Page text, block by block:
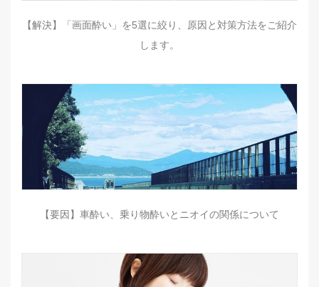
【解決】「画面酔い」を5選に絞り、原因と対策方法をご紹介
します。
【要因】車酔い、乗り物酔いとニオイの関係について